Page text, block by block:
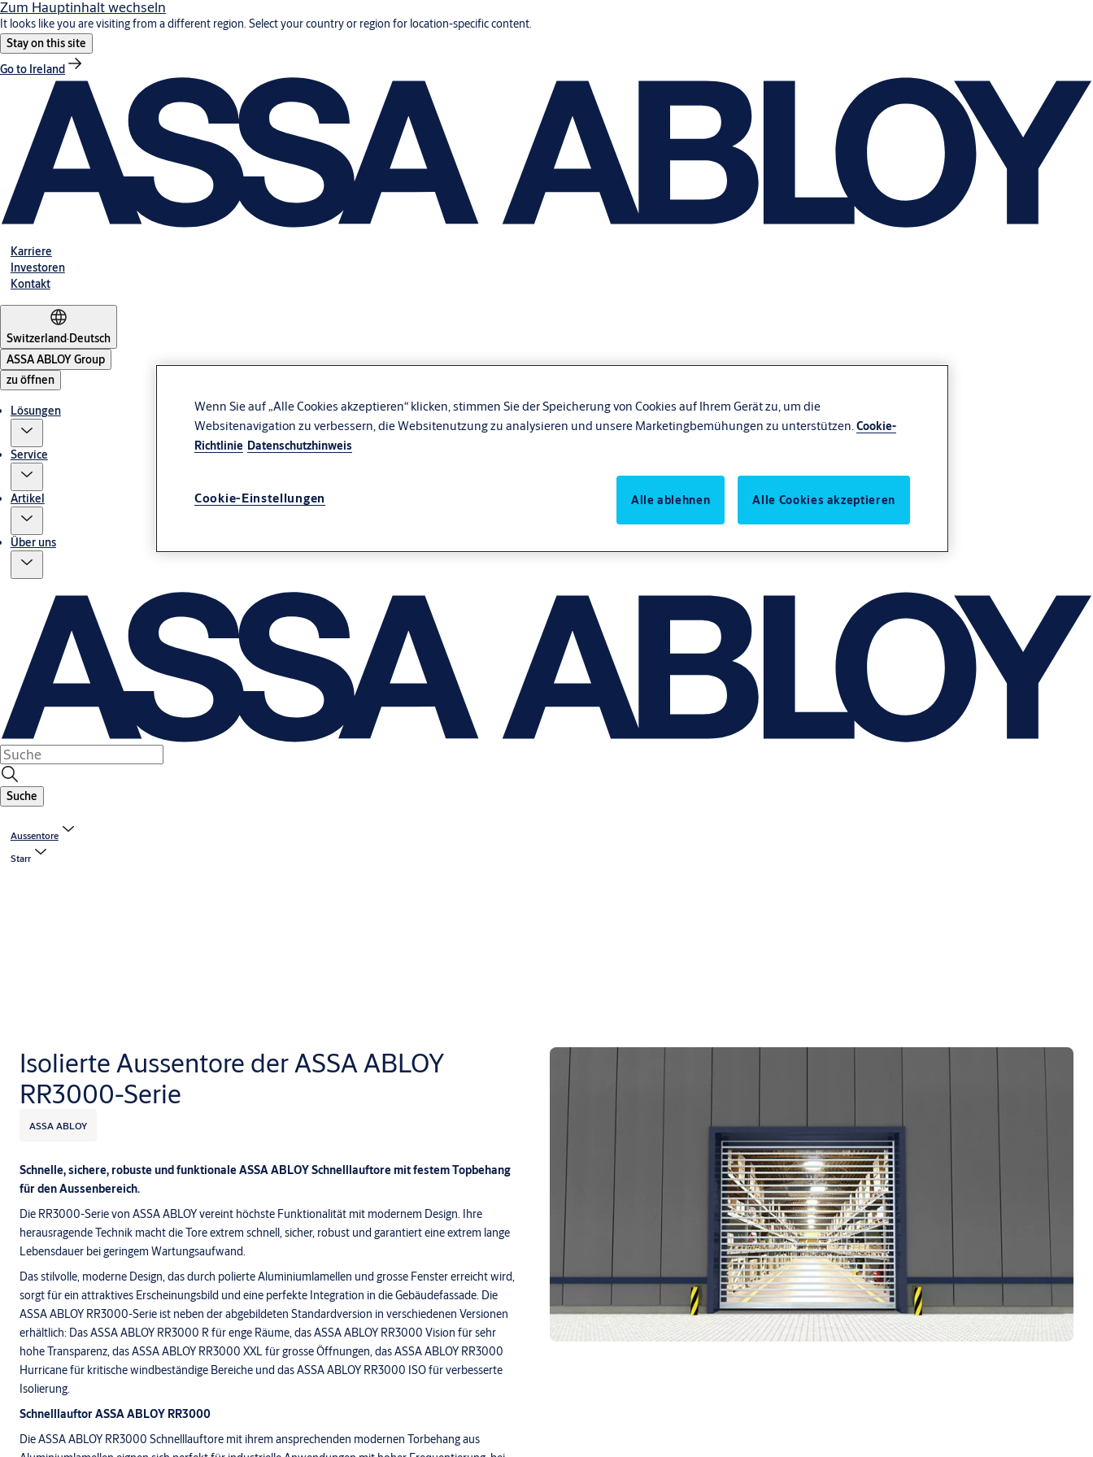
Zum Hauptinhalt wechseln
It looks like you are visiting from a different region. Select your country or region for location-specific content.
Stay on this site
Go to Ireland
Karriere
Investoren
Kontakt
Switzerland·Deutsch
ASSA ABLOY Group
zu öffnen
Lösungen
Service
Artikel
Über uns
Suche
Aussentore
Starr
Isolierte Aussentore der ASSA ABLOY
RR3000-Serie
ASSA ABLOY
Schnelle, sichere, robuste und funktionale ASSA ABLOY Schnelllauftore mit festem Topbehang
für den Aussenbereich.
Die RR3000-Serie von ASSA ABLOY vereint höchste Funktionalität mit modernem Design. Ihre
herausragende Technik macht die Tore extrem schnell, sicher, robust und garantiert eine extrem lange
Lebensdauer bei geringem Wartungsaufwand.
Das stilvolle, moderne Design, das durch polierte Aluminiumlamellen und grosse Fenster erreicht wird,
sorgt für ein attraktives Erscheinungsbild und eine perfekte Integration in die Gebäudefassade. Die
ASSA ABLOY RR3000-Serie ist neben der abgebildeten Standardversion in verschiedenen Versionen
erhältlich: Das ASSA ABLOY RR3000 R für enge Räume, das ASSA ABLOY RR3000 Vision für sehr
hohe Transparenz, das ASSA ABLOY RR3000 XXL für grosse Öffnungen, das ASSA ABLOY RR3000
Hurricane für kritische windbeständige Bereiche und das ASSA ABLOY RR3000 ISO für verbesserte
Isolierung.
Schnelllauftor ASSA ABLOY RR3000
Die ASSA ABLOY RR3000 Schnelllauftore mit ihrem ansprechenden modernen Torbehang aus
Wenn Sie auf „Alle Cookies akzeptieren“ klicken, stimmen Sie der Speicherung von Cookies auf Ihrem Gerät zu, um die
Websitenavigation zu verbessern, die Websitenutzung zu analysieren und unsere Marketingbemühungen zu unterstützen.Cookie-
Richtlinie Datenschutzhinweis
Cookie-Einstellungen Alle ablehnen Alle Cookies akzeptieren